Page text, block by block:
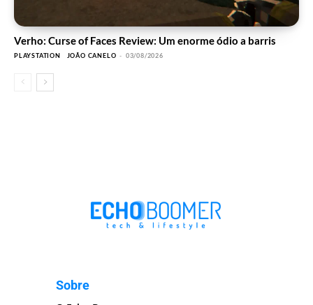
Verho: Curse of Faces Review: Um enorme ódio a barris
PLAYSTATION JOÃO CANELO - 03/08/2026
Sobre